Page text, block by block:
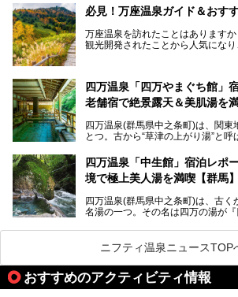
───
提供元：アイコニア・ホスピタリテ
この記事は亀の井ホテル 草津リゾ
日帰り温泉の「水沼の湯」と宿泊
２つのエリアがあります。
今回は、その中でも特にユニークな
魅力に焦点を当て、温泉好き、サ
必見！万座温泉ガイド＆おす
万座温泉を訪れたことはありますか
観光開発されたことから人気になり
も多いかもしれません。
そこで筆者である私が実際に行っ
しみ方や周辺の観光地を解説しま
また、日帰り入浴できる温泉から混
すめの入浴施設もご紹介します！
四万温泉「四万やまぐち館」
老舗宿で絶景露天＆美肌湯を
四万温泉(群馬県中之条町)は、関東
とつ。古から“草津の上がり湯”と呼
「四万やまぐち館」は、この地を
り入浴も可能ですが、やはり宿泊し
肌湯をはじめ、館内の魅力をたっ
四万温泉「中生館」宿泊レポ
境で極上美人湯を満喫【群馬】
四万温泉(群馬県中之条町)は、古く
名湯の一つ。その名は四万の湯が『
観光客で賑わう人気温泉地です。
「中生館」は四万温泉最奥に位置
質の良さ(特に美人湯効果)に定評が
的存在です。今回は筆者自ら宿泊し
事・客室・共有スペースなど、宿
ニフティ温泉ニュースTOP
おすすめのアクティビティ情報